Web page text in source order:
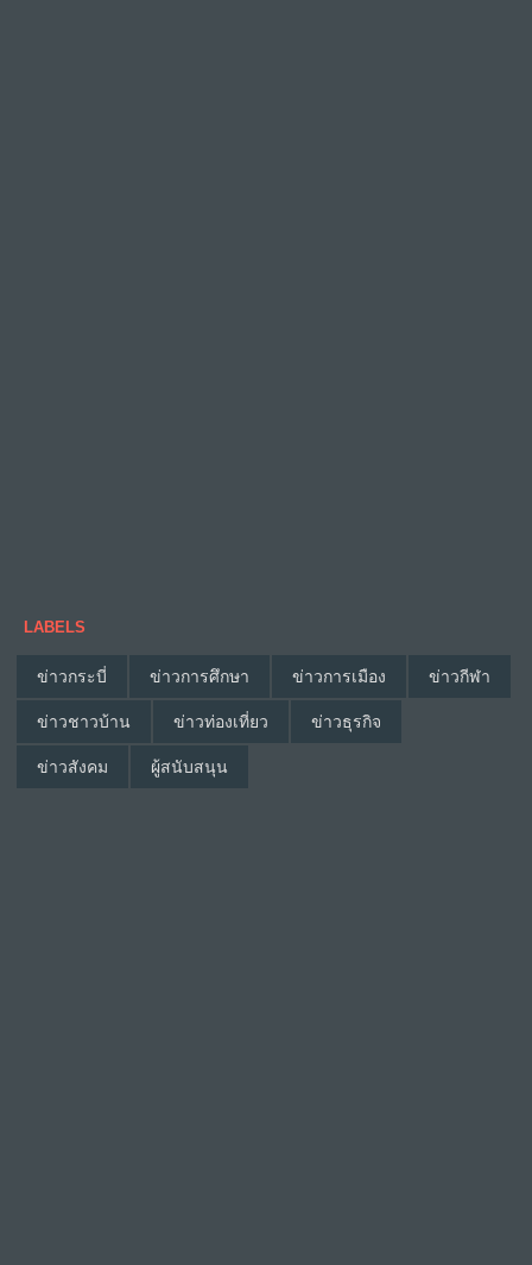
LABELS
ข่าวกระบี่ ข่าวการศึกษา ข่าวการเมือง ข่าวกีฬา
ข่าวชาวบ้าน ข่าวท่องเที่ยว ข่าวธุรกิจ
ข่าวสังคม ผู้สนับสนุน